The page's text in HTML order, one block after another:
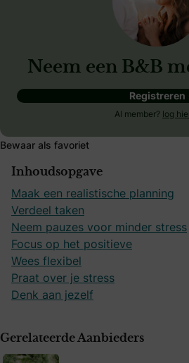
Neem een B&B
Registreren
Al member? log
Bewaar als favoriet
Inhoudsopgave
Maak een realistische planning
Verdeel taken
Neem pauzes voor minder stress
Focus op het positieve
Wees flexibel
Praat over je stress
Denk aan jezelf
Gerelateerde Aanbieders